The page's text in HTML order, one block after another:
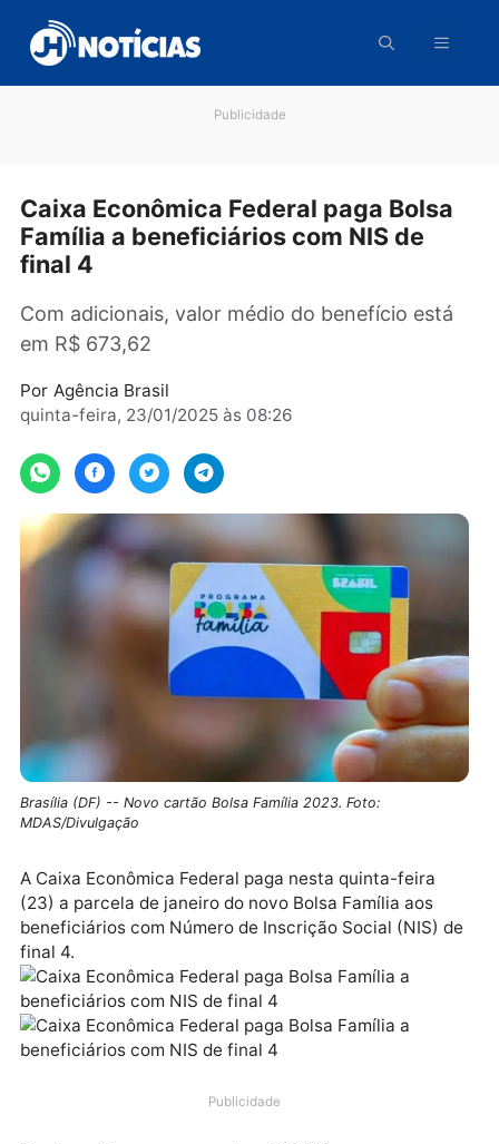
para
conteúdo
Caixa Econômica Federal paga
Família a beneficiários com NIS de
Com adicionais, valor médio do benefício
em R$ 673,62
quinta-feira, 23/01/2025 às 08:26
Brasília (DF) -- Novo cartão Bolsa Família 2023. Foto:
MDAS/Divulgação
A Caixa Econômica Federal paga nesta quinta-feira
(23) a parcela de janeiro do novo Bolsa Família aos
beneficiários com Número de Inscrição Social (NIS)
final 4.